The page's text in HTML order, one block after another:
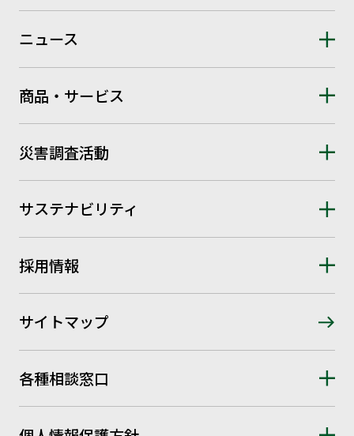
ニュース
商品・サービス
災害調査活動
サステナビリティ
採用情報
サイトマップ
各種相談窓口